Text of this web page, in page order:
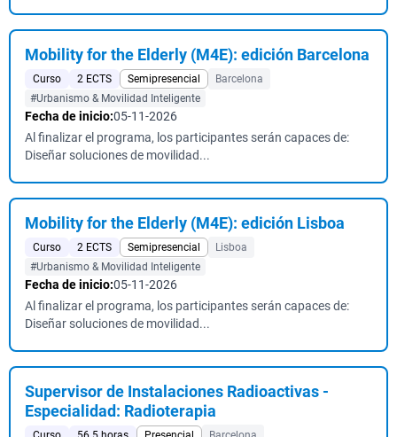
Mobility for the Elderly (M4E): edición Barcelona
Curso 2 ECTS Semipresencial
Barcelona
#Urbanismo & Movilidad Inteligente
Fecha de inicio:05-11-2026
Al finalizar el programa, los participantes serán capaces de:
Diseñar soluciones de movilidad...
Mobility for the Elderly (M4E): edición Lisboa
Curso 2 ECTS Semipresencial
Lisboa
#Urbanismo & Movilidad Inteligente
Fecha de inicio:05-11-2026
Al finalizar el programa, los participantes serán capaces de:
Diseñar soluciones de movilidad...
Supervisor de Instalaciones Radioactivas -
Especialidad: Radioterapia